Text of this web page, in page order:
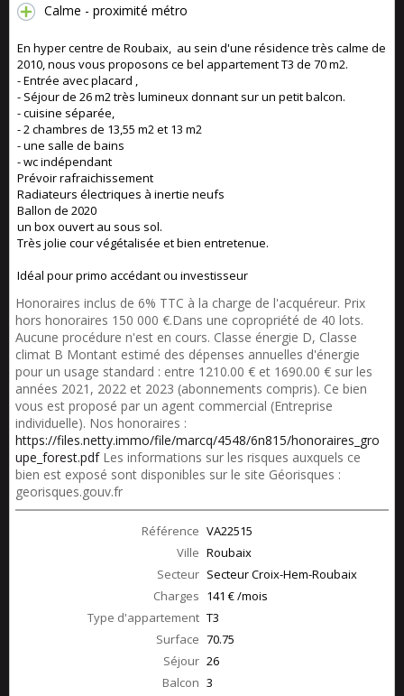
Calme - proximité métro
En hyper centre de Roubaix, au sein d'une résidence très calme de
2010, nous vous proposons ce bel appartement T3 de 70 m2.
- Entrée avec placard ,
- Séjour de 26 m2 très lumineux donnant sur un petit balcon.
- cuisine séparée,
- 2 chambres de 13,55 m2 et 13 m2
- une salle de bains
- wc indépendant
Prévoir rafraichissement
Radiateurs électriques à inertie neufs
Ballon de 2020
un box ouvert au sous sol.
Très jolie cour végétalisée et bien entretenue.
Idéal pour primo accédant ou investisseur
Honoraires inclus de 6% TTC à la charge de l'acquéreur. Prix
hors honoraires 150 000 €.Dans une copropriété de 40 lots.
Aucune procédure n'est en cours. Classe énergie D, Classe
climat B Montant estimé des dépenses annuelles d'énergie
pour un usage standard : entre 1210.00 € et 1690.00 € sur les
années 2021, 2022 et 2023 (abonnements compris). Ce bien
vous est proposé par un agent commercial (Entreprise
individuelle). Nos honoraires :
https://files.netty.immo/file/marcq/4548/6n815/honoraires_gro
upe_forest.pdfLes informations sur les risques auxquels ce
bien est exposé sont disponibles sur le site Géorisques :
georisques.gouv.fr
Référence VA22515
Ville Roubaix
Secteur Secteur Croix-Hem-Roubaix
Charges 141 € /mois
Type d'appartement T3
Surface 70.75
Séjour 26
Balcon 3